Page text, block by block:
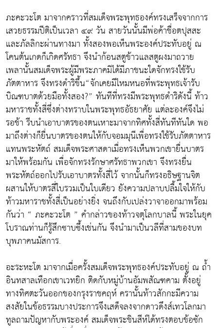
ภะคะวะโต มาจากคราวที่สมเด็จพระพุทธองค์ทรงเสร็จจากการ
เสวยธรรมปีติเป็นเวลา ๔๙ วัน สายวันนั้นมีพ่อค้าชื่อตปุสสะ
และภัลลิกะผ่านทางมา ทั้งสองพอเห็นพระองค์ประทับอยู่ ณ
โคนต้นเกดก็เกิดศรัทธา จึงนำก้อนสตูข้าวแลสตูผงมาถวาย
เพลานั้นสมเด็จพระผู้มีพระภาคมิได้มีภาชนะใดจักทรงใช้รับ
ภัตตาหาร จึงทรงดำริขึ้น“จักเคยมีไหมหนอที่พระพุทธเจ้ารับ
บิณฑบาตด้วยมือทั้งสอง?” ทันทีที่ทรงมีพระพุทธดำริดังนี้ ท้าว
มหาราชทั้งสี่ซึ่งต่างทราบในพระพุทธอัธยาศัย แต่ละองค์จึงไม่
รอช้า รีบนำเอาบาตรของตนเหาะมาจากทิศทั้งสี่ทันทีทันใด พอ
มาถึงต่างก็ยื่นบาตรของตนให้กับจอมมุนีเพื่อทรงใช้รับภัตตาหาร
แทนพระหัตถ์ สมเด็จพระศาสดาเมื่อทรงเห็นพวกเขายื่นบาตร
มาให้พร้อมกัน เพื่อจักทรงรักษาศรัทธาพวกเขา จึงทรงยื่น
พระหัตถ์ออกไปรับเอาบาตรทั้งสี่ไว้ จากนั้นก็ทรงอธิษฐานจิต
ผสานให้บาตรสี่ใบรวมเป็นใบเดียว ยังความปลาบปลื้มใจให้กับ
ท้าวมหาราชทั้งสี่เป็นอย่างยิ่ง จนถึงกับเปล่งวาจาออกมาพร้อม
กันว่า “ ภะคะวะโต ” คำกล่าวของท้าวจตุโลกบาลนี้ พระในยุค
โบราณท่านก็รู้สึกซาบซึ้งเช่นกัน จึงนำมาเป็นวลีที่สามของบท
บุพภาคนมัสการ.
อะระหะโต มาจากเมื่อครั้งสมเด็จพระพุทธองค์ประทับอยู่ ณ ถ้ำ
อินทสาลเทือกเขาเวทยิก ติดกับหมู่บ้านอัมพสัณฑคาม ตั้งอยู่
ทางทิศตะวันออกของกรุงราชคฤห์ ครานั้นท้าวสักกะมีความ
สงสัยในข้อธรรมบางประการจึงเสด็จลงจากดาวดึงส์เทวโลกมา
ทูลถามปัญหากับพระองค์ สมเด็จพระชินสีห์ได้ทรงตอบข้อซัก